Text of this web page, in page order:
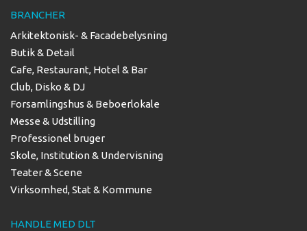
BRANCHER
Arkitektonisk- & Facadebelysning
Butik & Detail
Cafe, Restaurant, Hotel & Bar
Club, Disko & DJ
Forsamlingshus & Beboerlokale
Messe & Udstilling
Professionel bruger
Skole, Institution & Undervisning
Teater & Scene
Virksomhed, Stat & Kommune
HANDLE MED DLT